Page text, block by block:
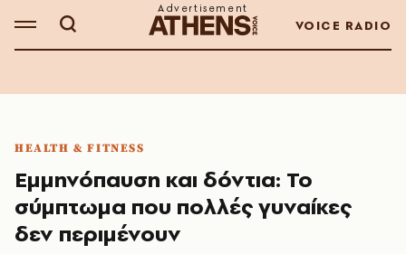
VOICE RADIO
HEALTH & FITNESS
Εμμηνόπαυση και δόντια: Το
σύμπτωμα που πολλές γυναίκες
δεν περιμένουν